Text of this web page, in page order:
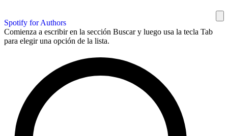
Spotify for Authors
Comienza a escribir en la sección Buscar y luego usa la tecla Tab
para elegir una opción de la lista.